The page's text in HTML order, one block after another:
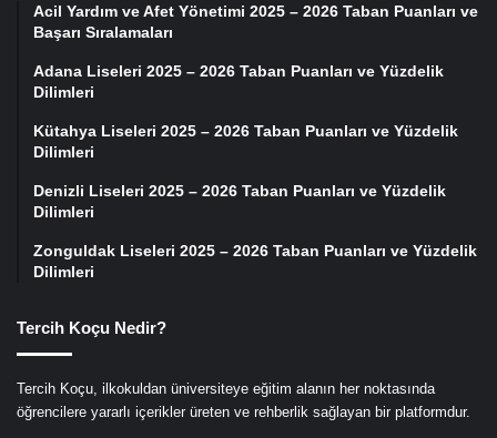
Acil Yardım ve Afet Yönetimi 2025 – 2026 Taban Puanları ve
Başarı Sıralamaları
Adana Liseleri 2025 – 2026 Taban Puanları ve Yüzdelik
Dilimleri
Kütahya Liseleri 2025 – 2026 Taban Puanları ve Yüzdelik
Dilimleri
Denizli Liseleri 2025 – 2026 Taban Puanları ve Yüzdelik
Dilimleri
Zonguldak Liseleri 2025 – 2026 Taban Puanları ve Yüzdelik
Dilimleri
Tercih Koçu Nedir?
Tercih Koçu, ilkokuldan üniversiteye eğitim alanın her noktasında
öğrencilere yararlı içerikler üreten ve rehberlik sağlayan bir platformdur.